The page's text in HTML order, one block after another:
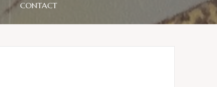
CONTACT